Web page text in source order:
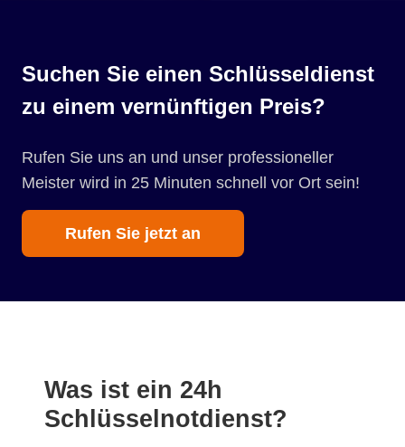
Suchen Sie einen Schlüsseldienst
zu einem vernünftigen Preis?
Rufen Sie uns an und unser professioneller
Meister wird in 25 Minuten schnell vor Ort sein!
Rufen Sie jetzt an
Was ist ein 24h
Schlüsselnotdienst?